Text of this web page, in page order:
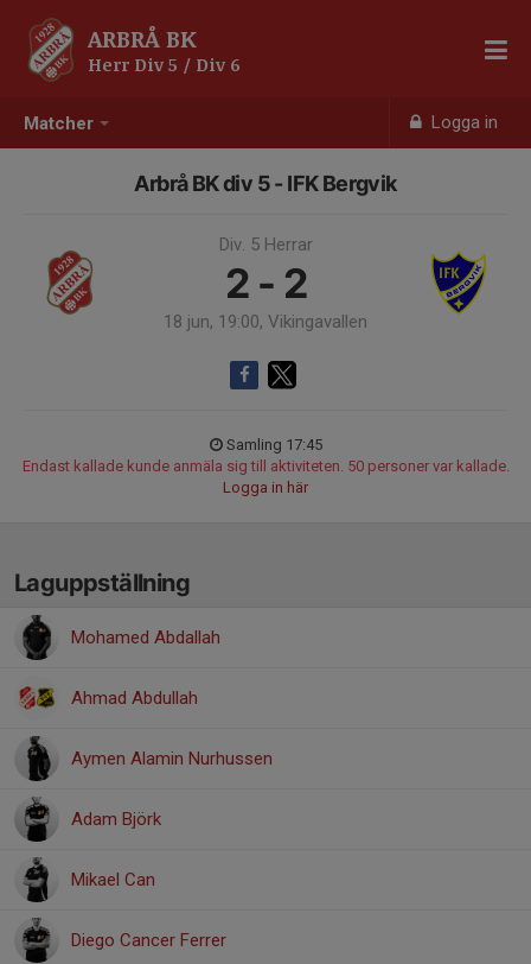
Matcher Logga in
ARBRÅ BK
Herr Div 5 / Div 6
Arbrå BK div 5 - IFK Bergvik
Div. 5 Herrar
2 - 2
18 jun, 19:00, Vikingavallen
Samling 17:45
Endast kallade kunde anmäla sig till aktiviteten. 50 personer var kallade.
Logga in här
Laguppställning
Mohamed Abdallah
Ahmad Abdullah
Aymen Alamin Nurhussen
Adam Björk
Mikael Can
Diego Cancer Ferrer